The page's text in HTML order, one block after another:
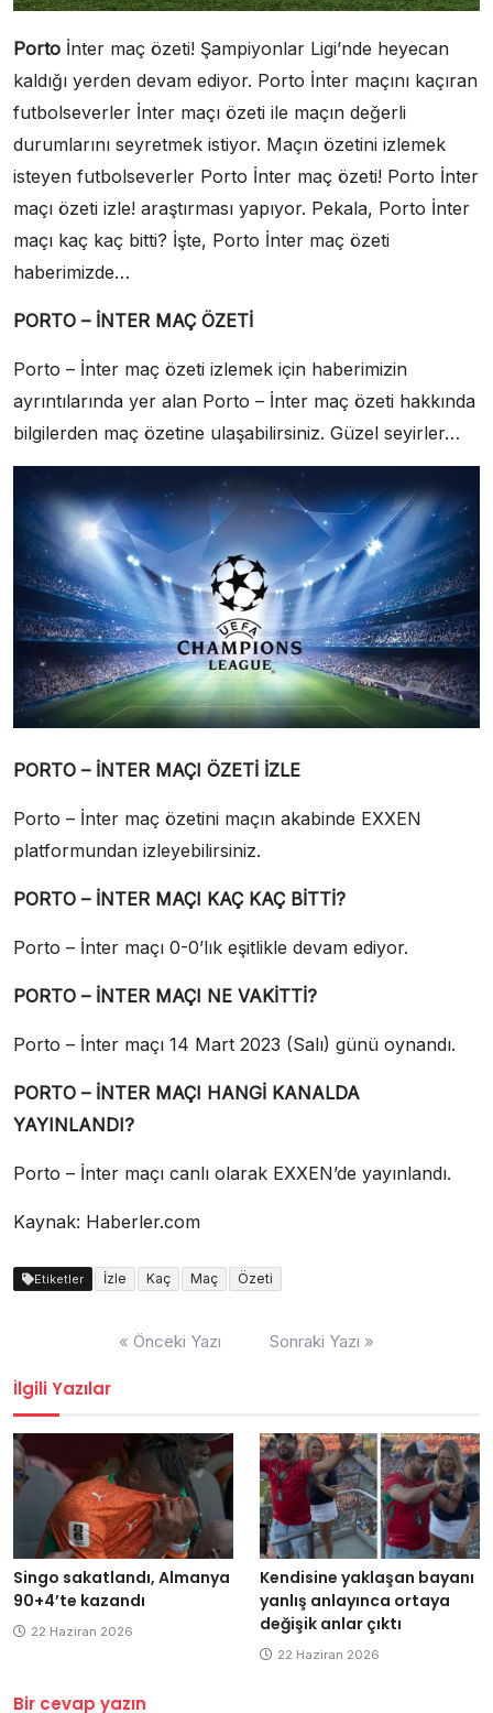
Porto İnter maç özeti! Şampiyonlar Ligi’nde heyecan
kaldığı yerden devam ediyor. Porto İnter maçını kaçıran
futbolseverler İnter maçı özeti ile maçın değerli
durumlarını seyretmek istiyor. Maçın özetini izlemek
isteyen futbolseverler Porto İnter maç özeti! Porto İnter
maçı özeti izle! araştırması yapıyor. Pekala, Porto İnter
maçı kaç kaç bitti? İşte, Porto İnter maç özeti
haberimizde…
PORTO – İNTER MAÇ ÖZETİ
Porto – İnter maç özeti izlemek için haberimizin
ayrıntılarında yer alan Porto – İnter maç özeti hakkında
bilgilerden maç özetine ulaşabilirsiniz. Güzel seyirler…
PORTO – İNTER MAÇI ÖZETİ İZLE
Porto – İnter maç özetini maçın akabinde EXXEN
platformundan izleyebilirsiniz.
PORTO – İNTER MAÇI KAÇ KAÇ BİTTİ?
Porto – İnter maçı 0-0’lık eşitlikle devam ediyor.
PORTO – İNTER MAÇI NE VAKİTTİ?
Porto – İnter maçı 14 Mart 2023 (Salı) günü oynandı.
PORTO – İNTER MAÇI HANGİ KANALDA
YAYINLANDI?
Porto – İnter maçı canlı olarak EXXEN’de yayınlandı.
Kaynak: Haberler.com
Etiketler İzle Kaç Maç Özeti
« Önceki Yazı Sonraki Yazı »
İlgili Yazılar
Singo sakatlandı, Almanya
90+4’te kazandı
22 Haziran 2026
Kendisine yaklaşan bayanı
yanlış anlayınca ortaya
değişik anlar çıktı
22 Haziran 2026
Bir cevap yazın